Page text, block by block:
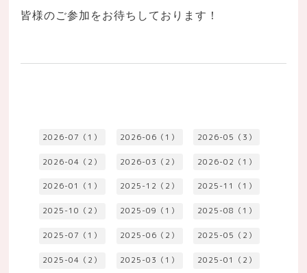
皆様のご参加をお待ちしております！
2026-07（1） 2026-06（1） 2026-05（3）
2026-04（2） 2026-03（2） 2026-02（1）
2026-01（1） 2025-12（2） 2025-11（1）
2025-10（2） 2025-09（1） 2025-08（1）
2025-07（1） 2025-06（2） 2025-05（2）
2025-04（2） 2025-03（1） 2025-01（2）